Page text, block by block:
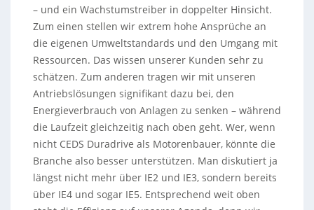
– und ein Wachstumstreiber in doppelter Hinsicht.
Zum einen stellen wir extrem hohe Ansprüche an
die eigenen Umweltstandards und den Umgang mit
Ressourcen. Das wissen unserer Kunden sehr zu
schätzen. Zum anderen tragen wir mit unseren
Antriebslösungen signifikant dazu bei, den
Energieverbrauch von Anlagen zu senken – während
die Laufzeit gleichzeitig nach oben geht. Wer, wenn
nicht CEDS Duradrive als Motorenbauer, könnte die
Branche also besser unterstützen. Man diskutiert ja
längst nicht mehr über IE2 und IE3, sondern bereits
über IE4 und sogar IE5. Entsprechend weit oben